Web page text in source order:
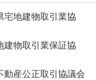
宅地建物取引業協
建物取引業保証協
産公正取引協議会